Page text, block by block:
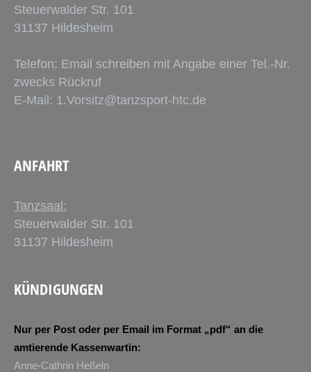
Steuerwalder Str. 101
31137 Hildesheim
Telefon: Email schreiben mit Angabe einer Tel.-Nr.
zwecks Rückruf
E-Mail: 1.Vorsitz@tanzsport-htc.de
ANFAHRT
Tanzsaal:
Steuerwalder Str. 101
31137 Hildesheim
KÜNDIGUNGEN
Nur per Post oder per Email im Format „pdf“ an die
amtierende Kassenwartin:
Anne-Cathrin Heßeln